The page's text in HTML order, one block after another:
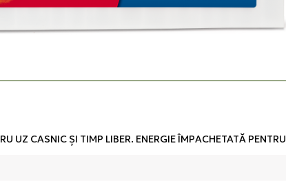
UZ CASNIC ŞI TIMP LIBER. ENERGIE ÎMPACHETATĂ PENTRU